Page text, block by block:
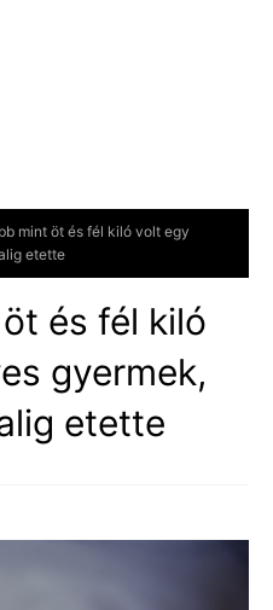
mint öt és fél kiló volt egy
etette
és fél kiló
gyermek,
etette